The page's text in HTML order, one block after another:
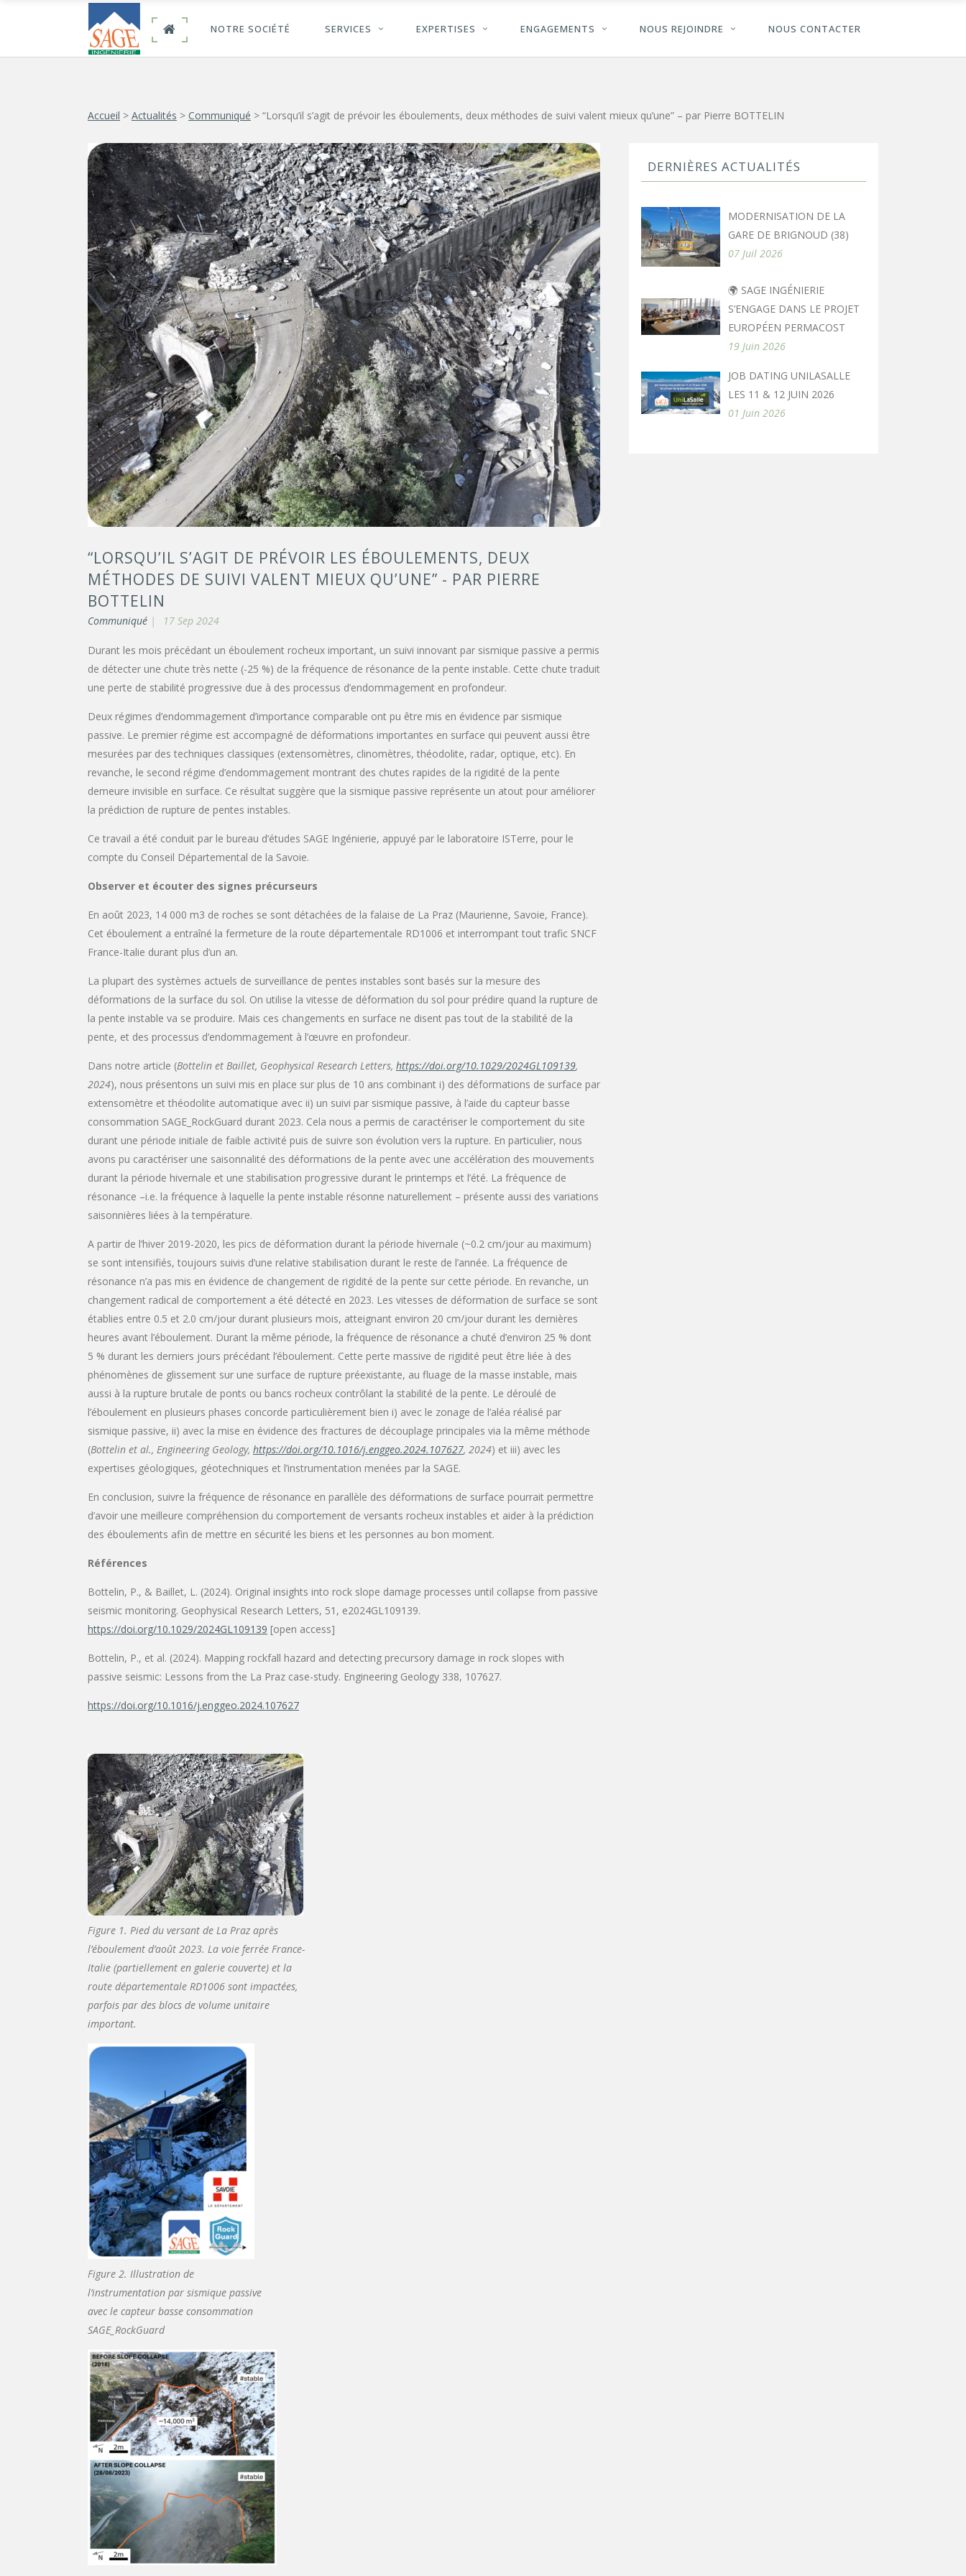
NOTRE SOCIÉTÉ SERVICES EXPERTISES ENGAGEMENTS NOUS REJOINDRE NOUS CONTACTER
Accueil > Actualités > Communiqué > “Lorsqu’il s’agit de prévoir les éboulements, deux méthodes de suivi valent mieux qu’une” – par Pierre BOTTELIN
“LORSQU’IL S’AGIT DE PRÉVOIR LES ÉBOULEMENTS, DEUX
MÉTHODES DE SUIVI VALENT MIEUX QU’UNE” - PAR PIERRE
BOTTELIN
Communiqué 17 Sep 2024
Durant les mois précédant un éboulement rocheux important, un suivi innovant par sismique passive a permis
de détecter une chute très nette (-25 %) de la fréquence de résonance de la pente instable. Cette chute traduit
une perte de stabilité progressive due à des processus d’endommagement en profondeur.
Deux régimes d’endommagement d’importance comparable ont pu être mis en évidence par sismique
passive. Le premier régime est accompagné de déformations importantes en surface qui peuvent aussi être
mesurées par des techniques classiques (extensomètres, clinomètres, théodolite, radar, optique, etc). En
revanche, le second régime d’endommagement montrant des chutes rapides de la rigidité de la pente
demeure invisible en surface. Ce résultat suggère que la sismique passive représente un atout pour améliorer
la prédiction de rupture de pentes instables.
Ce travail a été conduit par le bureau d’études SAGE Ingénierie, appuyé par le laboratoire ISTerre, pour le
compte du Conseil Départemental de la Savoie.
Observer et écouter des signes précurseurs
En août 2023, 14 000 m3 de roches se sont détachées de la falaise de La Praz (Maurienne, Savoie, France).
Cet éboulement a entraîné la fermeture de la route départementale RD1006 et interrompant tout trafic SNCF
France-Italie durant plus d’un an.
La plupart des systèmes actuels de surveillance de pentes instables sont basés sur la mesure des
déformations de la surface du sol. On utilise la vitesse de déformation du sol pour prédire quand la rupture de
la pente instable va se produire. Mais ces changements en surface ne disent pas tout de la stabilité de la
pente, et des processus d’endommagement à l’œuvre en profondeur.
Dans notre article (Bottelin et Baillet, Geophysical Research Letters, https://doi.org/10.1029/2024GL109139,
2024), nous présentons un suivi mis en place sur plus de 10 ans combinant i) des déformations de surface par
extensomètre et théodolite automatique avec ii) un suivi par sismique passive, à l’aide du capteur basse
consommation SAGE_RockGuard durant 2023. Cela nous a permis de caractériser le comportement du site
durant une période initiale de faible activité puis de suivre son évolution vers la rupture. En particulier, nous
avons pu caractériser une saisonnalité des déformations de la pente avec une accélération des mouvements
durant la période hivernale et une stabilisation progressive durant le printemps et l’été. La fréquence de
résonance –i.e. la fréquence à laquelle la pente instable résonne naturellement – présente aussi des variations
saisonnières liées à la température.
A partir de l’hiver 2019-2020, les pics de déformation durant la période hivernale (~0.2 cm/jour au maximum)
se sont intensifiés, toujours suivis d’une relative stabilisation durant le reste de l’année. La fréquence de
résonance n’a pas mis en évidence de changement de rigidité de la pente sur cette période. En revanche, un
changement radical de comportement a été détecté en 2023. Les vitesses de déformation de surface se sont
établies entre 0.5 et 2.0 cm/jour durant plusieurs mois, atteignant environ 20 cm/jour durant les dernières
heures avant l’éboulement. Durant la même période, la fréquence de résonance a chuté d’environ 25 % dont
5 % durant les derniers jours précédant l’éboulement. Cette perte massive de rigidité peut être liée à des
phénomènes de glissement sur une surface de rupture préexistante, au fluage de la masse instable, mais
aussi à la rupture brutale de ponts ou bancs rocheux contrôlant la stabilité de la pente. Le déroulé de
l’éboulement en plusieurs phases concorde particulièrement bien i) avec le zonage de l’aléa réalisé par
sismique passive, ii) avec la mise en évidence des fractures de découplage principales via la même méthode
(Bottelin et al., Engineering Geology, https://doi.org/10.1016/j.enggeo.2024.107627, 2024) et iii) avec les
expertises géologiques, géotechniques et l’instrumentation menées par la SAGE.
En conclusion, suivre la fréquence de résonance en parallèle des déformations de surface pourrait permettre
d’avoir une meilleure compréhension du comportement de versants rocheux instables et aider à la prédiction
des éboulements afin de mettre en sécurité les biens et les personnes au bon moment.
Références
Bottelin, P., & Baillet, L. (2024). Original insights into rock slope damage processes until collapse from passive
seismic monitoring. Geophysical Research Letters, 51, e2024GL109139.
https://doi.org/10.1029/2024GL109139 [open access]
Bottelin, P., et al. (2024). Mapping rockfall hazard and detecting precursory damage in rock slopes with
passive seismic: Lessons from the La Praz case-study. Engineering Geology 338, 107627.
https://doi.org/10.1016/j.enggeo.2024.107627
Figure 1. Pied du versant de La Praz après
l’éboulement d’août 2023. La voie ferrée France-
Italie (partiellement en galerie couverte) et la
route départementale RD1006 sont impactées,
parfois par des blocs de volume unitaire
important.
Figure 2. Illustration de
l’instrumentation par sismique passive
avec le capteur basse consommation
SAGE_RockGuard
DERNIÈRES ACTUALITÉS
MODERNISATION DE LA
GARE DE BRIGNOUD (38)
07 Juil 2026
🌍 SAGE INGÉNIERIE
S’ENGAGE DANS LE PROJET
EUROPÉEN PERMACOST
19 Juin 2026
JOB DATING UNILASALLE
LES 11 & 12 JUIN 2026
01 Juin 2026